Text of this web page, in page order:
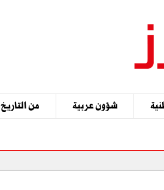
شؤون عربية من التاريخ